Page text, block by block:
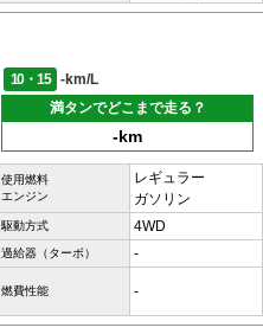
10・15
-km/L
満タンでどこまで走る？
-km
使用燃料
エンジン
レギュラー
ガソリン
駆動方式 4WD
過給器（ターボ） -
燃費性能 -